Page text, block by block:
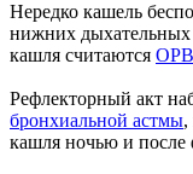
Нередко кашель
нижних дыхательных
кашля считаются
Рефлекторный акт
бронхиальной астмы,
кашля ночью и после